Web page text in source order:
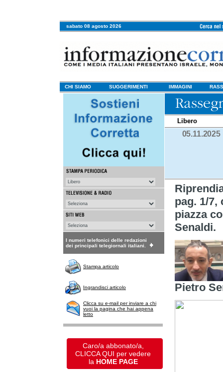
sabato 08 agosto 2026
CHI SIAMO SUGGERIMENTI IMMAGINI
I numeri telefonici delle redazioni
dei principali telegiornali italiani.
Stampa articolo
Ingrandisci articolo
Clicca su e-mail per inviare a chi
vuoi la pagina che hai appena
letto
Caro/a abbonato/a,
CLICCA QUI per vedere
la HOME PAGE
Libero
05.11.2025
pag. 1/
piazza
Senaldi.
Pietro